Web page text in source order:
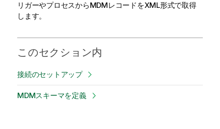
リガーやプロセスからMDMレコードをXML形式で取得
します。
このセクション内
接続のセットアップ
MDMスキーマを定義